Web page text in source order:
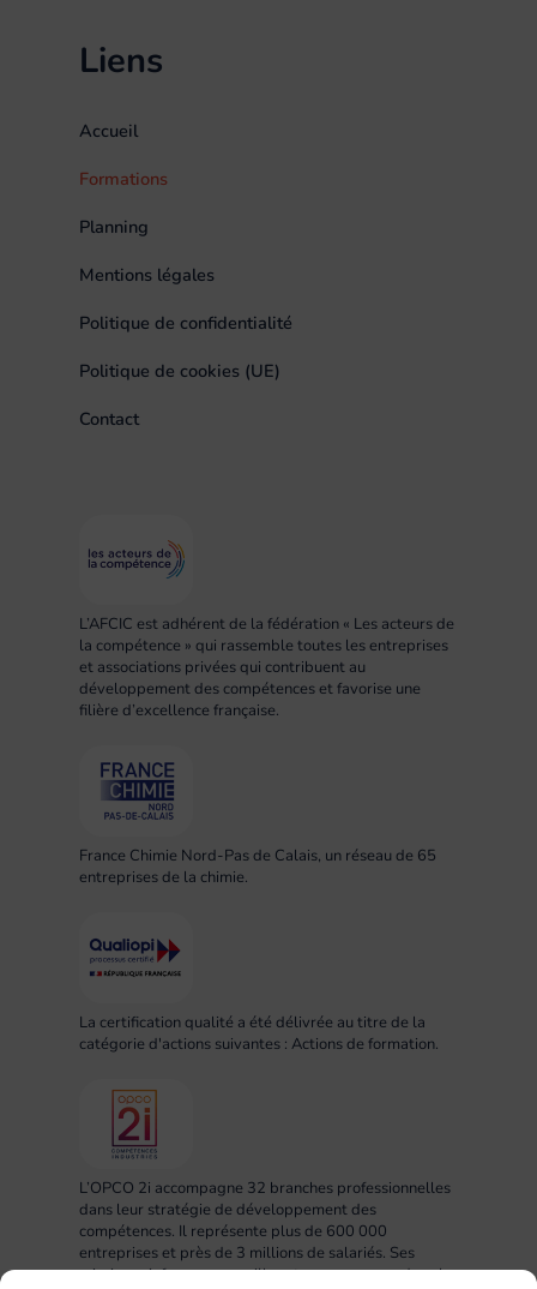
Liens
Accueil
Formations
Planning
Mentions légales
Politique de confidentialité
Politique de cookies (UE)
Contact
L’AFCIC est adhérent de la fédération « Les acteurs de
la compétence » qui rassemble toutes les entreprises
et associations privées qui contribuent au
développement des compétences et favorise une
filière d’excellence française.
France Chimie Nord-Pas de Calais, un réseau de 65
entreprises de la chimie.
La certification qualité a été délivrée au titre de la
catégorie d'actions suivantes : Actions de formation.
L’OPCO 2i accompagne 32 branches professionnelles
dans leur stratégie de développement des
compétences. Il représente plus de 600 000
entreprises et près de 3 millions de salariés. Ses
missions : informer, conseiller et accompagner dans la